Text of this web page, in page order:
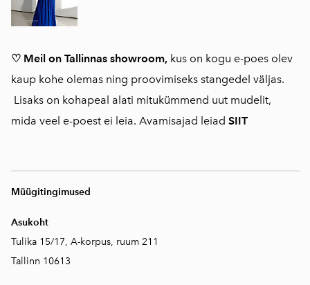
♡ Meil on Tallinnas showroom, kus on kogu e-poes olev
kaup kohe olemas ning proovimiseks stangedel väljas.
Lisaks on kohapeal alati mitukümmend uut mudelit,
mida veel e-poest ei leia. Avamisajad leiad SIIT
Müügitingimused
Asukoht
Tulika 15/17, A-korpus, ruum 211
Tallinn 10613